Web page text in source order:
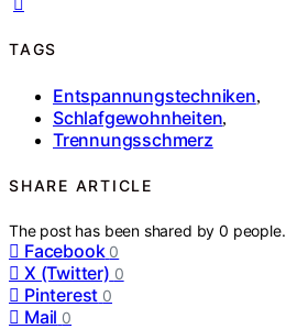
TAGS
Entspannungstechniken,
Schlafgewohnheiten,
Trennungsschmerz
SHARE ARTICLE
The post has been shared by0 people.
Facebook 0
X (Twitter) 0
Pinterest 0
Mail 0